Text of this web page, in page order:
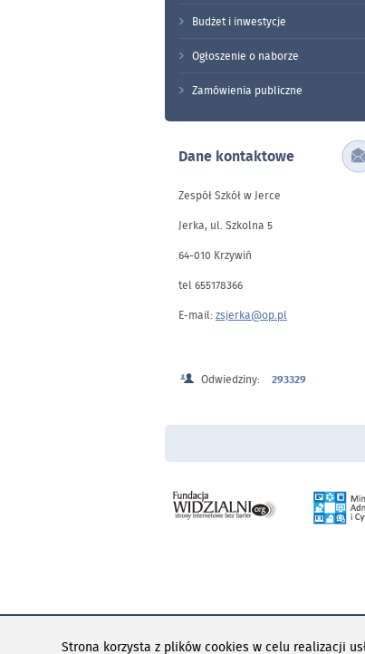
Strona korzysta z plików cookies w celu realizacji
Budżet i inwestycje
Ogłoszenie o naborze
Zamówienia publiczne
Dane kontaktowe
Zespół Szkół w Jerce
Jerka, ul. Szkolna 5
64-010 Krzywiń
tel 655178366
E-mail: zsjerka@op.pl
Odwiedziny: 293329
Menu Stopka